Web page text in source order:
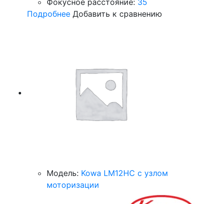
Фокусное расстояние: 35
Подробнее Добавить к сравнению
Модель: Kowa LM12HC с узлом
моторизации